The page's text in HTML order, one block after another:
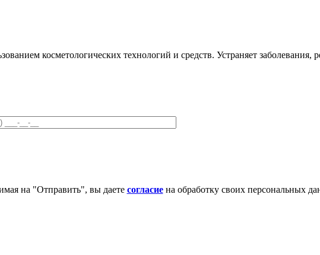
косметологических технологий и средств. Устраняет заболевания,
на "Отправить", вы даете согласиена обработку своих персональных